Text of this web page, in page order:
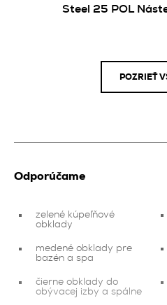
Steel 25 POL
POZRIEŤ
Odporúčame
zelené kúpeľňové
obklady
medené obklady pre
bazén a spa
čierne obklady do
obývacej izby a spálne